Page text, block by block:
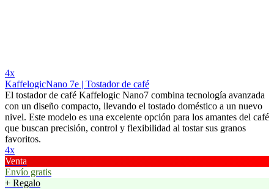
4x
KaffelogicNano 7e | Tostador de café
El tostador de café Kaffelogic Nano7 combina tecnología avanzada
con un diseño compacto, llevando el tostado doméstico a un nuevo
nivel. Este modelo es una excelente opción para los amantes del café
que buscan precisión, control y flexibilidad al tostar sus granos
favoritos.
4x
Venta
Envío gratis
+ Regalo